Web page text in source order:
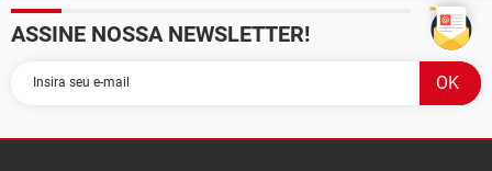
ASSINE NOSSA NEWSLETTER!